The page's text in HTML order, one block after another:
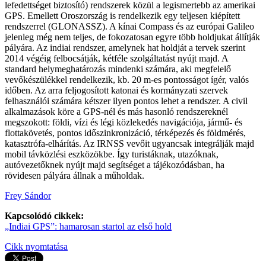
lefedettséget biztosító) rendszerek közül a legismertebb az amerikai
GPS. Emellett Oroszország is rendelkezik egy teljesen kiépített
rendszerrel (GLONASSZ). A kínai Compass és az európai Galileo
jelenleg még nem teljes, de fokozatosan egyre több holdjukat állítják
pályára. Az indiai rendszer, amelynek hat holdját a tervek szerint
2014 végéig felbocsátják, kétféle szolgáltatást nyújt majd. A
standard helymeghatározás mindenki számára, aki megfelelő
vevőkészülékkel rendelkezik, kb. 20 m-es pontosságot ígér, valós
időben. Az arra feljogosított katonai és kormányzati szervek
felhasználói számára kétszer ilyen pontos lehet a rendszer. A civil
alkalmazások köre a GPS-nél és más hasonló rendszereknél
megszokott: földi, vízi és légi közlekedés navigációja, jármű- és
flottakövetés, pontos időszinkronizáció, térképezés és földmérés,
katasztrófa-elhárítás. Az IRNSS vevőit ugyancsak integrálják majd
mobil távközlési eszközökbe. Így turistáknak, utazóknak,
autóvezetőknek nyújt majd segítséget a tájékozódásban, ha
rövidesen pályára állnak a műholdak.
Frey Sándor
Kapcsolódó cikkek:
„Indiai GPS”: hamarosan startol az első hold
Cikk nyomtatása